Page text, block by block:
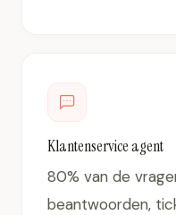
Klantenservice agent
80% van de
beantwoorden,